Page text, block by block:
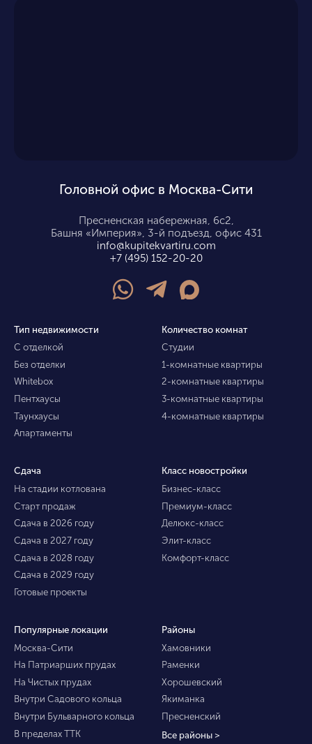
Головной офис в Москва-Сити
Пресненская набережная, 6с2,
Башня «Империя», 3-й подъезд, офис 431
info@kupitekvartiru.com
+7 (495) 152-20-20
Тип недвижимости
С отделкой
Без отделки
Whitebox
Пентхаусы
Таунхаусы
Апартаменты
Количество комнат
Студии
1-комнатные квартиры
2-комнатные квартиры
3-комнатные квартиры
4-комнатные квартиры
Сдача
На стадии котлована
Старт продаж
Сдача в 2026 году
Сдача в 2027 году
Сдача в 2028 году
Сдача в 2029 году
Готовые проекты
Класс новостройки
Бизнес-класс
Премиум-класс
Делюкс-класс
Элит-класс
Комфорт-класс
Популярные локации
Москва-Сити
На Патриарших прудах
На Чистых прудах
Внутри Садового кольца
Внутри Бульварного кольца
В пределах ТТК
Районы
Хамовники
Раменки
Хорошевский
Якиманка
Пресненский
Все районы >